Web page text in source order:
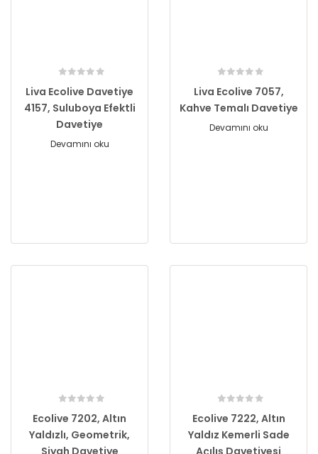
Liva Ecolive Davetiye
4157, Suluboya Efektli
Davetiye
Devamını oku
Liva Ecolive 7057,
Kahve Temalı Davetiye
Devamını oku
Ecolive 7202, Altın
Yaldızlı, Geometrik,
Ecolive 7222, Altın
Yaldız Kemerli Sade